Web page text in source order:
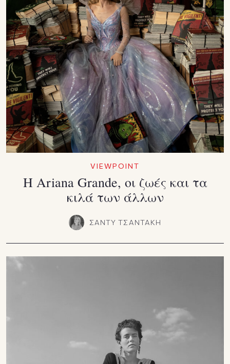
VIEWPOINT
Η Ariana Grande, οι ζωές και τα
κιλά των άλλων
ΣΑΝΤΥ ΤΣΑΝΤΑΚΗ